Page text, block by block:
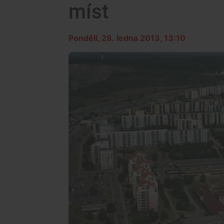
míst
Pondělí, 28. ledna 2013, 13:10